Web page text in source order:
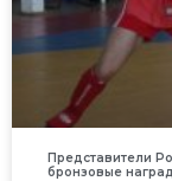
Представители
бронзовые